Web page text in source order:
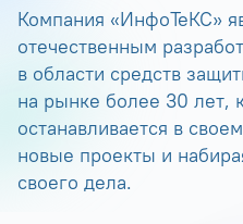
Компания «ИнфоТеКС»
отечественным
в области средств
на рынке более 30 лет,
останавливается в
новые проекты и
своего дела.